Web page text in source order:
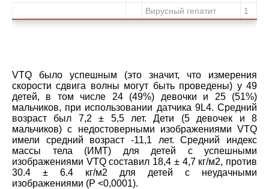
Вирусный гепатит
1
VTQ было успешным (это значит, что измерения
скорости сдвига волны могут быть проведены) у 49
детей, в том числе 24 (49%) девочки и 25 (51%)
мальчиков, при использовании датчика 9L4. Средний
возраст был 7,2 ± 5,5 лет. Дети (5 девочек и 8
мальчиков) с недостоверными изображениями VTQ
имели средний возраст -11,1 лет. Средний индекс
массы тела (ИМТ) для детей с успешными
изображениями VTQ составил 18,4 ± 4,7 кг/м2, против
30.4 ± 6.4 кг/м2 для детей с неудачными
изображениями (Р <0,0001).